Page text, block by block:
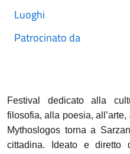
Luoghi
Patrocinato da
Festival dedicato alla
filosofia, alla poesia,
Mythoslogos torna a
cittadina. Ideato e diretto